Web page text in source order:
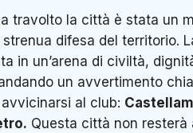
travolto la città è stata un
difesa del territorio.
in un’arena di civiltà,
un avvertimento
al club:
Questa città non resterà